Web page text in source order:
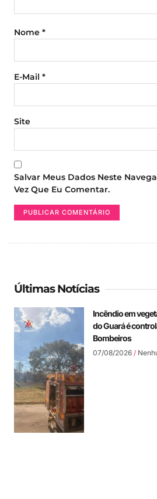
Nome *
E-Mail *
Site
Salvar Meus Dados Neste
Vez Que Eu Comentar.
Últimas Notícias
Incêndio em
do Guará é
Bombeiros
07/08/2026